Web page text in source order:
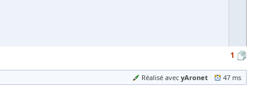
1
Réalisé avec yAronet 47 ms